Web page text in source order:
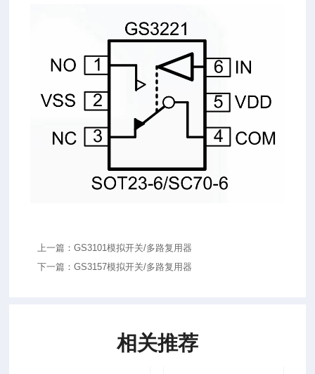
上一篇：GS3101模拟开关/多路复用器
下一篇：GS3157模拟开关/多路复用器
相关推荐